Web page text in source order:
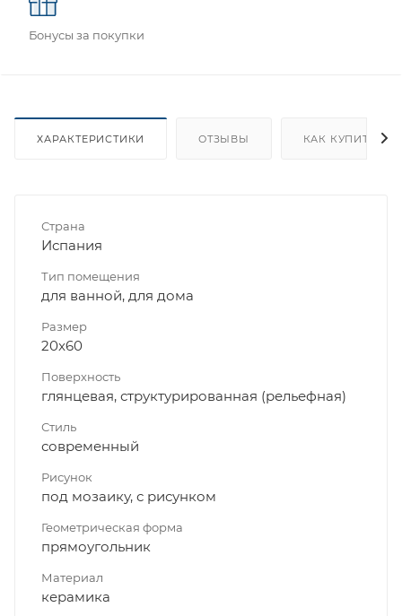
Бонусы за покупки
ХАРАКТЕРИСТИКИ ОТЗЫВЫ КАК КУПИТЬ
Страна
Испания
Тип помещения
для ванной, для дома
Размер
20x60
Поверхность
глянцевая, структурированная (рельефная)
Стиль
современный
Рисунок
под мозаику, с рисунком
Геометрическая форма
прямоугольник
Материал
керамика